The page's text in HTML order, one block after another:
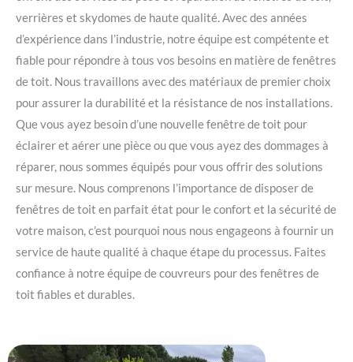
verrières et skydomes de haute qualité. Avec des années
d’expérience dans l’industrie, notre équipe est compétente et
fiable pour répondre à tous vos besoins en matière de fenêtres
de toit. Nous travaillons avec des matériaux de premier choix
pour assurer la durabilité et la résistance de nos installations.
Que vous ayez besoin d’une nouvelle fenêtre de toit pour
éclairer et aérer une pièce ou que vous ayez des dommages à
réparer, nous sommes équipés pour vous offrir des solutions
sur mesure. Nous comprenons l’importance de disposer de
fenêtres de toit en parfait état pour le confort et la sécurité de
votre maison, c’est pourquoi nous nous engageons à fournir un
service de haute qualité à chaque étape du processus. Faites
confiance à notre équipe de couvreurs pour des fenêtres de
toit fiables et durables.